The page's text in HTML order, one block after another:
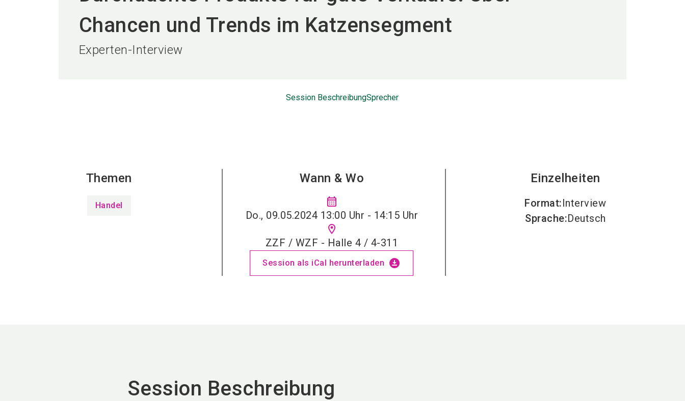
Chancen und Trends im Katzensegment
Experten-Interview
Session BeschreibungSprecher
Themen
Handel
Wann & Wo
calendar_month
Do., 09.05.2024 13:00 Uhr - 14:15 Uhr
location_on
ZZF / WZF - Halle 4 / 4-311
Session als iCal herunterladen download_for_offline
Einzelheiten
Format:Interview
Sprache:Deutsch
Session Beschreibung